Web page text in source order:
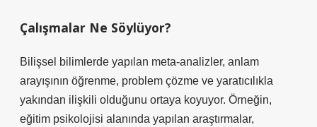
Çalışmalar Ne Söylüyor?
Bilişsel bilimlerde yapılan meta-analizler, anlam
arayışının öğrenme, problem çözme ve yaratıcılıkla
yakından ilişkili olduğunu ortaya koyuyor. Örneğin,
eğitim psikolojisi alanında yapılan araştırmalar,